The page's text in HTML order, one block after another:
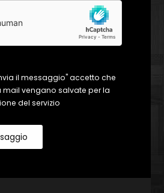
il messaggio" accetto che
mail vengano salvate per la
del servizio